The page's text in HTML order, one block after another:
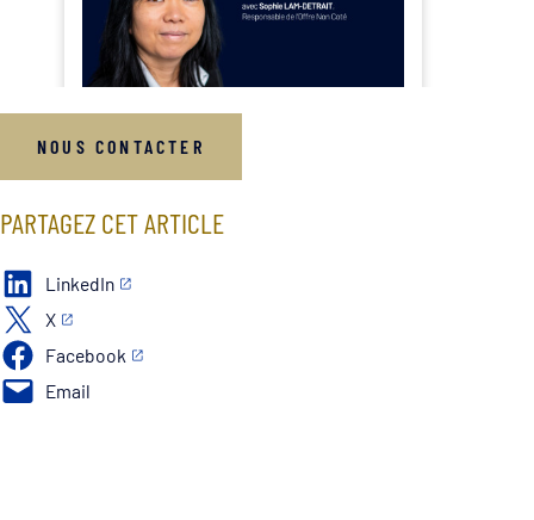
NOUS CONTACTER
PARTAGEZ CET ARTICLE
LinkedIn
X
Facebook
Email